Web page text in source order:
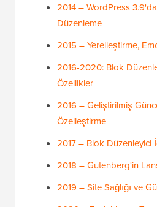
2014 – WordPress
Düzenleme
2015 – Yerelleştirme,
2016-2020: Blok
Özellikler
2016 – Geliştirilmiş
Özelleştirme
2017 – Blok Düzenleyici
2018 – Gutenberg'in
2019 – Site Sağlığı ve